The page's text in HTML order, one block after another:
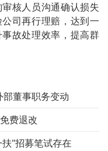
核人员沟通确认损失
司再行理赔，达到一
故处理效率，提高群
董事职务变动
费退改
”招募笔试存在